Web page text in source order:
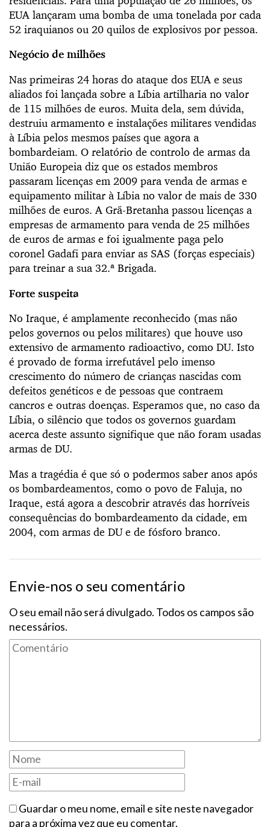
EUA lançaram uma bomba de uma tonelada por cada
52 iraquianos ou 20 quilos de explosivos por pessoa.
Negócio de milhões
Nas primeiras 24 horas do ataque dos EUA e seus
aliados foi lançada sobre a Líbia artilharia no valor
de 115 milhões de euros. Muita dela, sem dúvida,
destruiu armamento e instalações militares vendidas
à Líbia pelos mesmos países que agora a
bombardeiam. O relatório de controlo de armas da
União Europeia diz que os estados membros
passaram licenças em 2009 para venda de armas e
equipamento militar à Líbia no valor de mais de 330
milhões de euros. A Grã-Bretanha passou licenças a
empresas de armamento para venda de 25 milhões
de euros de armas e foi igualmente paga pelo
coronel Gadafi para enviar as SAS (forças especiais)
para treinar a sua 32.ª Brigada.
Forte suspeita
No Iraque, é amplamente reconhecido (mas não
pelos governos ou pelos militares) que houve uso
extensivo de armamento radioactivo, como DU. Isto
é provado de forma irrefutável pelo imenso
crescimento do número de crianças nascidas com
defeitos genéticos e de pessoas que contraem
cancros e outras doenças. Esperamos que, no caso da
Líbia, o silêncio que todos os governos guardam
acerca deste assunto signifique que não foram usadas
armas de DU.
Mas a tragédia é que só o podermos saber anos após
os bombardeamentos, como o povo de Faluja, no
Iraque, está agora a descobrir através das horríveis
consequências do bombardeamento da cidade, em
2004, com armas de DU e de fósforo branco.
Envie-nos o seu comentário
O seu email não será divulgado. Todos os campos são
necessários.
Guardar o meu nome, email e site neste navegador
para a próxima vez que eu comentar.